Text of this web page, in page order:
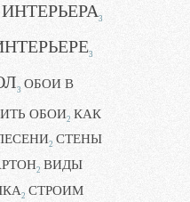
3
3
3 ОБОИ В
ОБОИ2 КАК
2 СТЕНЫ
2 ВИДЫ
2 СТРОИМ